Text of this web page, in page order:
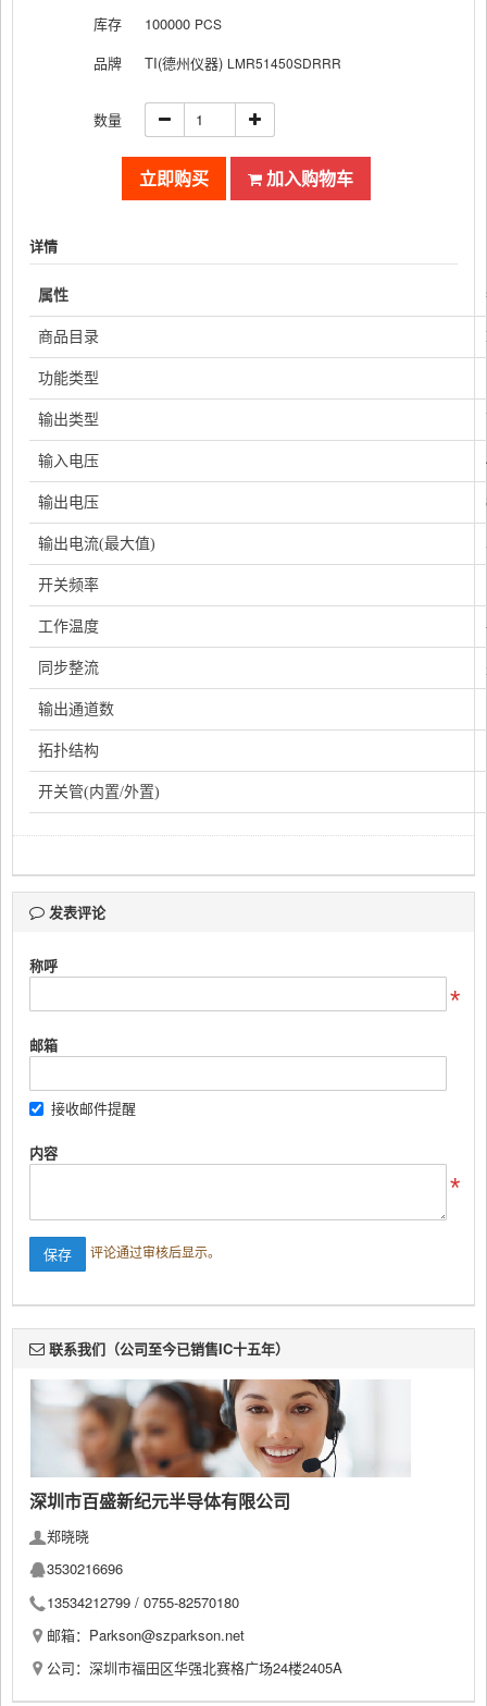
库存 100000 PCS
品牌 TI(德州仪器) LMR51450SDRRR
数量
立即购买 加入购物车
详情
属性
商品目录
功能类型
输出类型
输入电压
输出电压
输出电流(最大值)
开关频率
工作温度
同步整流
输出通道数
拓扑结构
开关管(内置/外置)
发表评论
称呼
邮箱
接收邮件提醒
内容
评论通过审核后显示。
联系我们（公司至今已销售IC十五年）
深圳市百盛新纪元半导体有限公司
郑晓晓
3530216696
13534212799 / 0755-82570180
邮箱：Parkson@szparkson.net
公司：深圳市福田区华强北赛格广场24楼2405A